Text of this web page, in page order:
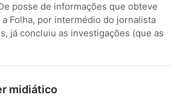
posse de informações que obteve
Folha, por intermédio do jornalista
já concluiu as investigações (que as
midiático